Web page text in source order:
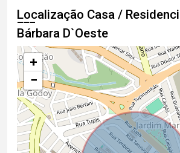
Localização Casa /
Bárbara D`Oeste
+
−